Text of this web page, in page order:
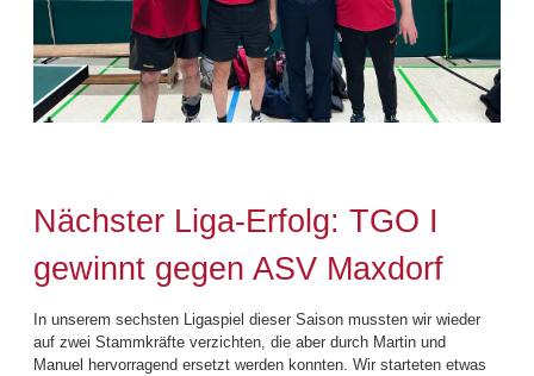
Nächster Liga-Erfolg: TGO I
gewinnt gegen ASV Maxdorf
In unserem sechsten Ligaspiel dieser Saison mussten wir wieder
auf zwei Stammkräfte verzichten, die aber durch Martin und
Manuel hervorragend ersetzt werden konnten. Wir starteten etwas